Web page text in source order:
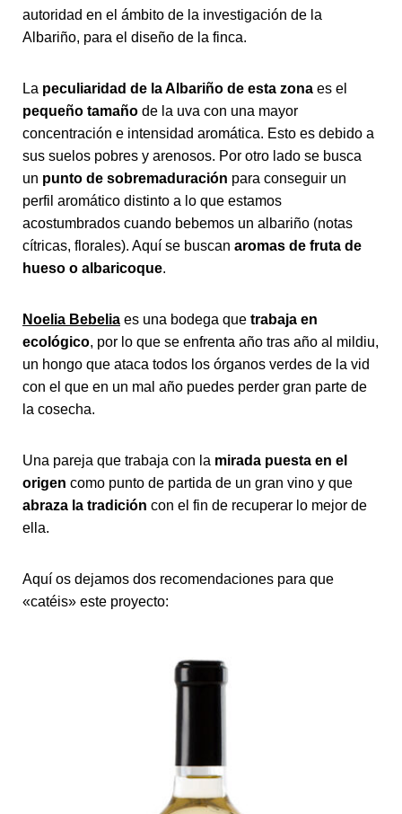
autoridad en el ámbito de la investigación de la
Albariño, para el diseño de la finca.
La peculiaridad de la Albariño de esta zona es el
pequeño tamaño de la uva con una mayor
concentración e intensidad aromática. Esto es debido a
sus suelos pobres y arenosos. Por otro lado se busca
un punto de sobremaduración para conseguir un
perfil aromático distinto a lo que estamos
acostumbrados cuando bebemos un albariño (notas
cítricas, florales). Aquí se buscan aromas de fruta de
hueso o albaricoque.
Noelia Bebelia es una bodega que trabaja en
ecológico, por lo que se enfrenta año tras año al mildiu,
un hongo que ataca todos los órganos verdes de la vid
con el que en un mal año puedes perder gran parte de
la cosecha.
Una pareja que trabaja con la mirada puesta en el
origen como punto de partida de un gran vino y que
abraza la tradición con el fin de recuperar lo mejor de
ella.
Aquí os dejamos dos recomendaciones para que
«catéis» este proyecto: